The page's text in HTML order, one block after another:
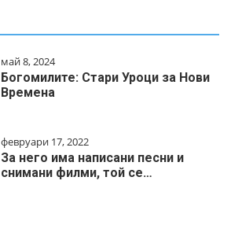
май 8, 2024
Богомилите: Стари Уроци за Нови
Времена
февруари 17, 2022
За него има написани песни и
снимани филми, той се…